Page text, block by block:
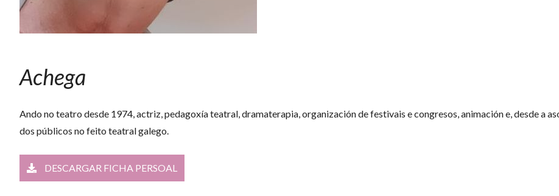
Achega
Ando no teatro desde 1974, actriz, pedagoxía teatral, dramaterapia, organización de festivais e congresos, animación e, desde a
dos públicos no feito teatral galego.
DESCARGAR FICHA PERSOAL